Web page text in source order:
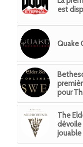
est
Quake
pour
The
dévoile
jouable